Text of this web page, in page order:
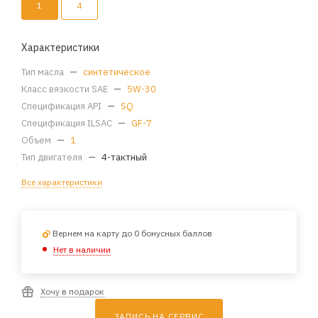
1 4
Характеристики
Тип масла — синтетическое
Класс вязкости SAE — 5W-30
Спецификация API — SQ
Спецификация ILSAC — GF-7
Объем — 1
Тип двигателя — 4-тактный
Все характеристики
Вернем на карту до 0 бонусных баллов
Нет в наличии
Хочу в подарок